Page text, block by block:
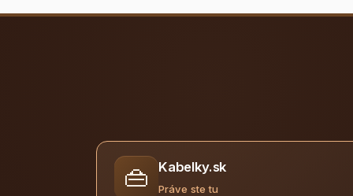
👜 Kabelky.sk
Práve ste tu